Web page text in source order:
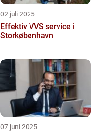
02 juli 2025
Effektiv VVS service i
Storkøbenhavn
07 juni 2025